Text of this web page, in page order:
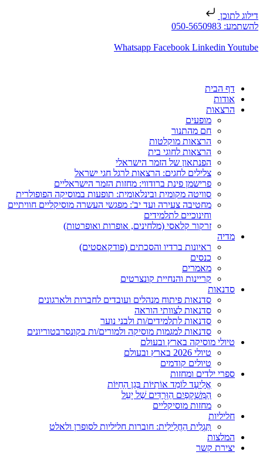
דילוג לתוכן
להשתמע: 050-5650983
Whatsapp Facebook Linkedin Youtube
דף הבית
אודות
הרצאות
מופעים
חם מהתנור
הרצאות מוקלטות
הרצאות לחוגי בית
הפנתאון של הזמר הישראלי
צלילים לחגים: הרצאות לרגל חגי ישראל
פרישמן פינת ברודווי: מחזות הזמר הישראליים
סוויטה מקומית ובינלאומית: תופעות במוסיקה הפופולרית
מחטיבה צעירה ועד יב': מפגשי העשרה מוסיקליים חוויתיים
וחינוכיים לתלמידים
זרקור קלאסי (מלחינים, אופרות ואופרטות)
מדיה
ראיונות ברדיו והסכתים (פודקאסטים)
כנסים
מאמרים
קריינות והנחיית קונצרטים
סדנאות
סדנאות פיתוח מנהלים ועובדים לחברות ולארגונים
סדנאות לצוותי הוראה
סדנאות לתלמידים/ות ולבני נוער
סדנאות למגמות מוסיקה ולמורים/ות בקונסרבטוריונים
טיולי מוסיקה בארץ ובעולם
טיולי 2026 בארץ ובעולם
טיולים קודמים
ספרי ילדים ומחזות
אֱלִיעָד לוֹמֵד אוֹתִיּוֹת בְּגַן הַחַיּוֹת
הַמִּשְׁקָפַיִם הַוְּרֻדִּים שֶׁל יָעֵל
מחזות מוסיקליים
חליליות
תַּגְלִית הַחֲלִילִית: חוברות חליליות לסופרן ולאלט
המלצות
יצירת קשר